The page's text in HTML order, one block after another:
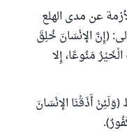
عن مدى الهلع
(إِنَّ الإنْسَانَ خُلِقَ
مَنُوعًا، إِلا
أَذَقْنَا الإنْسَانَ